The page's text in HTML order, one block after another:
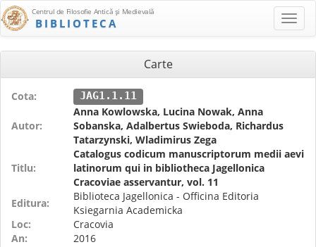
Centrul de Filosofie Antică şi Medievală
BIBLIOTECA
Carte
Cota: JAG1.1.11
Autor:
Anna Kowlowska, Lucina Nowak, Anna
Sobanska, Adalbertus Swieboda, Richardus
Tatarzynski, Wladimirus Zega
Titlu:
Catalogus codicum manuscriptorum medii aevi
latinorum qui in bibliotheca Jagellonica
Cracoviae asservantur, vol. 11
Editura:
Biblioteca Jagellonica - Officina Editoria
Ksiegarnia Academicka
Loc:
Cracovia
An:
2016